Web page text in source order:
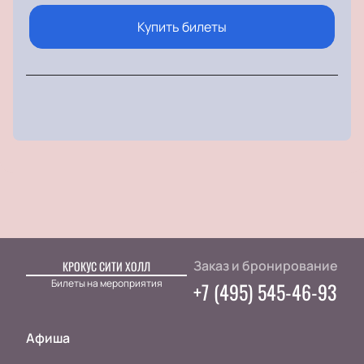
зарядись позитивными эмоциями на целую жизнь.
Купить билеты
КРОКУС СИТИ ХОЛЛ
Билеты на мероприятия
Афиша
Заказ и бронирование
+7 (495) 545-46-93